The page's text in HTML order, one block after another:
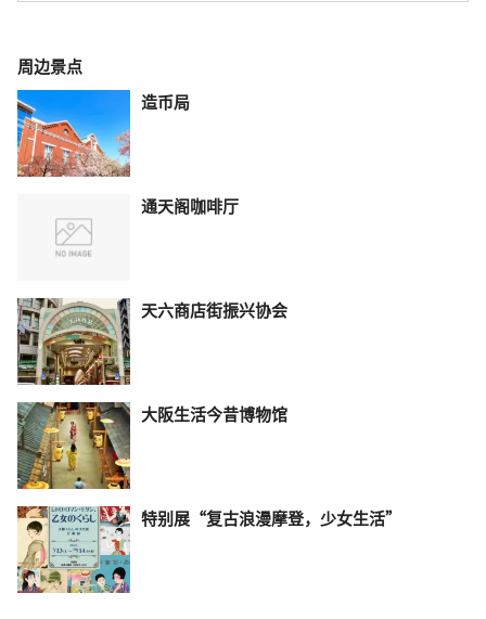
周边景点
造币局
通天阁咖啡厅
天六商店街振兴协会
大阪生活今昔博物馆
特别展“复古浪漫摩登，少女生活”